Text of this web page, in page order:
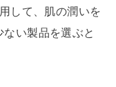
して、肌の潤いを
い製品を選ぶと